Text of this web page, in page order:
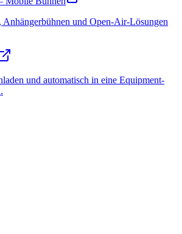
und Open-Air-Lösungen
und automatisch in eine Equipment-